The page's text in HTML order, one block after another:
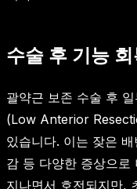
수술 후 기능
괄약근 보존 수술 후
(Low Anterior
있습니다. 이는 잦은
감 등 다양한 증상으로
지나면서 호전되지만,